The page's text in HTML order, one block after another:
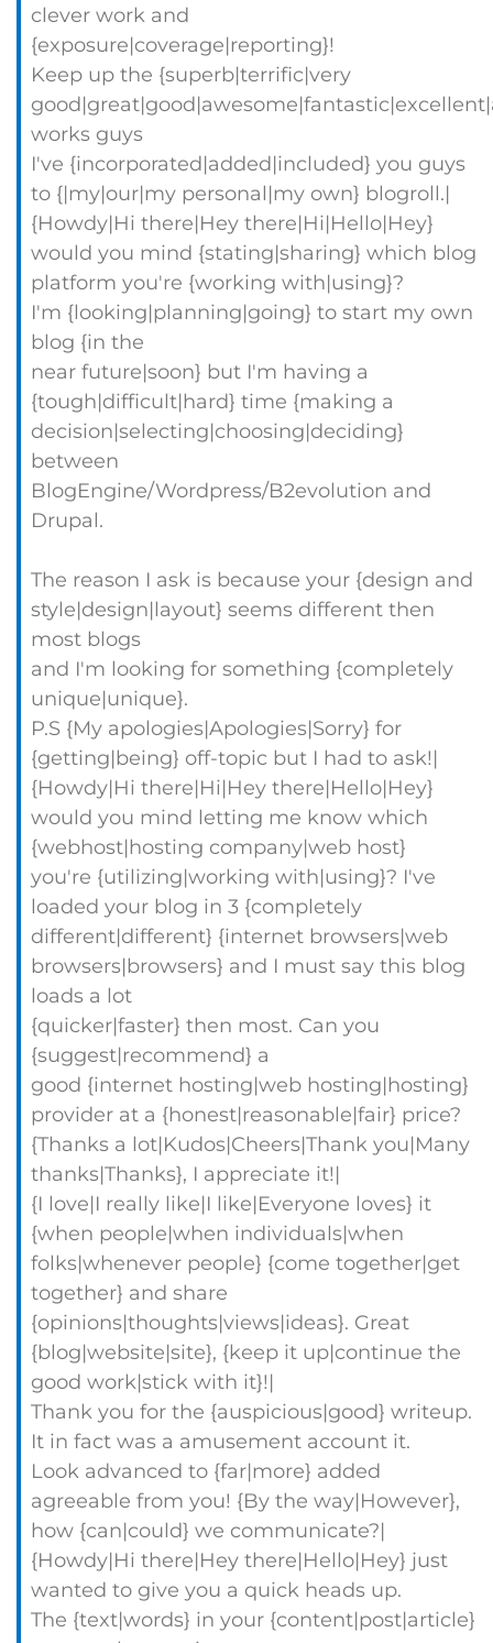
clever work and
{exposure|coverage|reporting}!
Keep up the {superb|terrific|very
works guys
I've {incorporated|added|included} you guys
to {|my|our|my personal|my own} blogroll.|
{Howdy|Hi there|Hey there|Hi|Hello|Hey}
would you mind {stating|sharing} which blog
platform you're {working with|using}?
I'm {looking|planning|going} to start my own
blog {in the
near future|soon} but I'm having a
{tough|difficult|hard} time {making a
decision|selecting|choosing|deciding}
between
BlogEngine/Wordpress/B2evolution and
Drupal.
The reason I ask is because your {design and
style|design|layout} seems different then
most blogs
and I'm looking for something {completely
unique|unique}.
P.S {My apologies|Apologies|Sorry} for
{getting|being} off-topic but I had to ask!|
{Howdy|Hi there|Hi|Hey there|Hello|Hey}
would you mind letting me know which
{webhost|hosting company|web host}
you're {utilizing|working with|using}? I've
loaded your blog in 3 {completely
different|different} {internet browsers|web
browsers|browsers} and I must say this blog
loads a lot
{quicker|faster} then most. Can you
{suggest|recommend} a
good {internet hosting|web hosting|hosting}
provider at a {honest|reasonable|fair} price?
{Thanks a lot|Kudos|Cheers|Thank you|Many
thanks|Thanks}, I appreciate it!|
{I love|I really like|I like|Everyone loves} it
{when people|when individuals|when
folks|whenever people} {come together|get
together} and share
{opinions|thoughts|views|ideas}. Great
{blog|website|site}, {keep it up|continue the
good work|stick with it}!|
Thank you for the {auspicious|good} writeup.
It in fact was a amusement account it.
Look advanced to {far|more} added
agreeable from you! {By the way|However},
how {can|could} we communicate?|
{Howdy|Hi there|Hey there|Hello|Hey} just
wanted to give you a quick heads up.
The {text|words} in your {content|post|article}